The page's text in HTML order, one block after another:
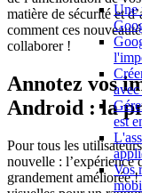
Une
est
Vos
matière de sécurité et
comment ces
collaborer !
Annotez vos
Android : la
Pour tous les
nouvelle : l’expérience
grandement améliorée